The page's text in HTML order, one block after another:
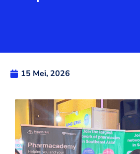
15 Mei, 2026